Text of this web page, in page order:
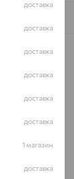
доставка
доставка
доставка
доставка
доставка
доставка
1 магазин
доставка